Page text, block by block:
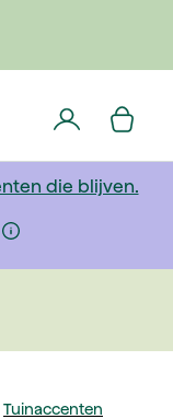
die blijven.
Tuinaccenten